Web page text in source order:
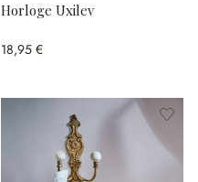
Horloge Uxilev
18,95 €